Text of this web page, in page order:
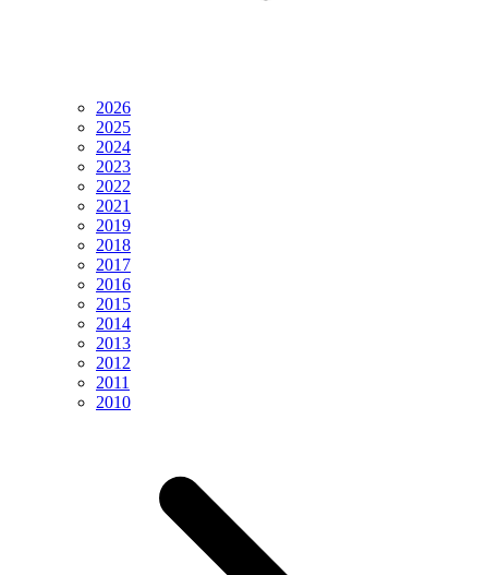
2026
2025
2024
2023
2022
2021
2019
2018
2017
2016
2015
2014
2013
2012
2011
2010